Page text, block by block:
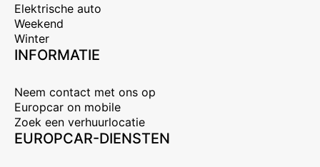
Elektrische auto
Weekend
Winter
INFORMATIE
Neem contact met ons op
Europcar on mobile
Zoek een verhuurlocatie
EUROPCAR-DIENSTEN